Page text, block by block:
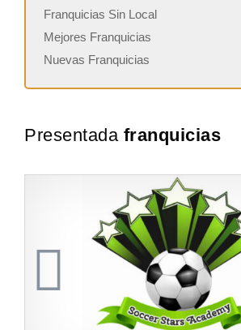
Franquicias Sin Local
Mejores Franquicias
Nuevas Franquicias
Presentada franquicias